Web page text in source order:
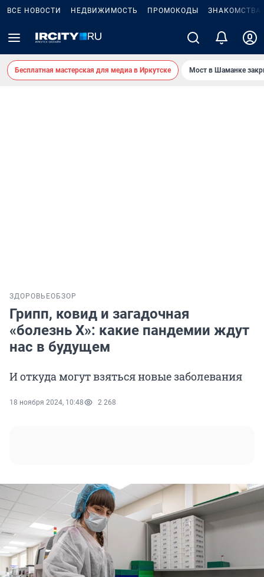
ВСЕ НОВОСТИ НЕДВИЖИМОСТЬ ПРОМОКОДЫ ЗНАКОМСТВА
Бесплатная мастерская для медиа в Иркутске Мост в Шаманке
ЗДОРОВЬЕОБЗОР
Грипп, ковид и загадочная
«болезнь X»: какие пандемии ждут
нас в будущем
И откуда могут взяться новые заболевания
18 ноября 2024, 10:48 2 268